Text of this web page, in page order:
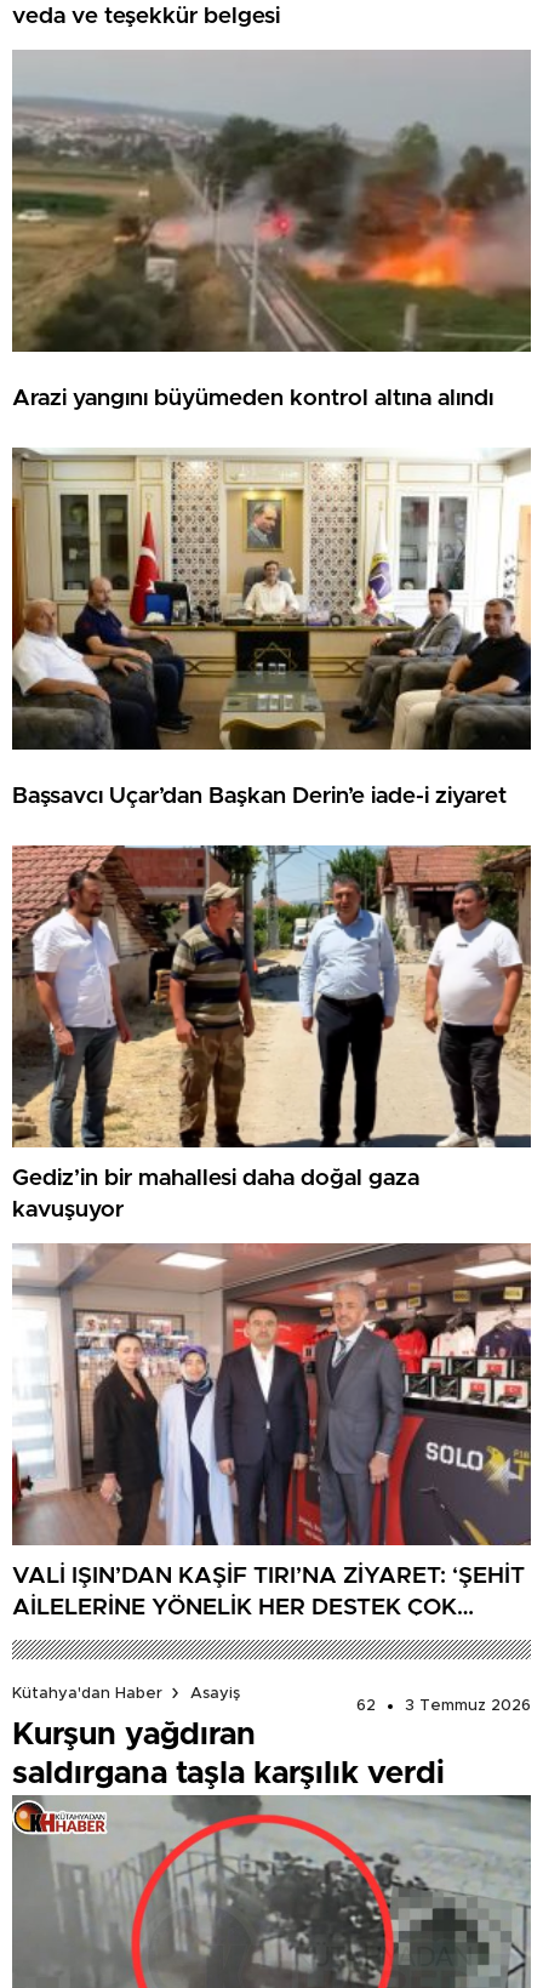
veda ve teşekkür belgesi
Arazi yangını büyümeden kontrol altına alındı
Başsavcı Uçar’dan Başkan Derin’e iade-i ziyaret
Gediz’in bir mahallesi daha doğal gaza
kavuşuyor
VALİ IŞIN’DAN KAŞİF TIRI’NA ZİYARET: ‘ŞEHİT
AİLELERİNE YÖNELİK HER DESTEK ÇOK
DEĞERLİ’
Kütahya'dan Haber
Asayiş
62
3 Temmuz 2026
Kurşun yağdıran
saldırgana taşla karşılık verdi